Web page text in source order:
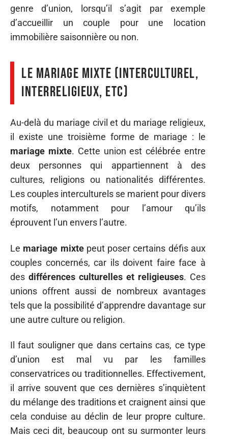
genre d’union, lorsqu’il s’agit par exemple
d’accueillir un couple pour une location
immobilière saisonnière ou non.
Le mariage mixte (interculturel,
interreligieux, etc)
Au-delà du mariage civil et du mariage religieux,
il existe une troisième forme de mariage : le
mariage mixte. Cette union est célébrée entre
deux personnes qui appartiennent à des
cultures, religions ou nationalités différentes.
Les couples interculturels se marient pour divers
motifs, notamment pour l’amour qu’ils
éprouvent l’un envers l’autre.
Le mariage mixtepeut poser certains défis aux
couples concernés, car ils doivent faire face à
des différences culturelles et religieuses. Ces
unions offrent aussi de nombreux avantages
tels que la possibilité d’apprendre davantage sur
une autre culture ou religion.
Il faut souligner que dans certains cas, ce type
d’union est mal vu par les familles
conservatrices ou traditionnelles. Effectivement,
il arrive souvent que ces dernières s’inquiètent
du mélange des traditions et craignent ainsi que
cela conduise au déclin de leur propre culture.
Mais ceci dit, beaucoup ont su surmonter leurs